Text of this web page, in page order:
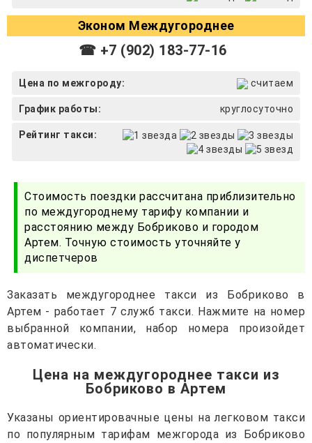
Эконом Междугороднее
☎ +7 (902) 183-77-16
Цена по межгороду: считаем
График работы: круглосуточно
Рейтинг такси:
Стоимость поездки рассчитана приблизительно
по междугороднему тарифу компании и
расстоянию между Бобриково и городом
Артем. Точную стоимость уточняйте у
диспетчеров
Заказать междугороднее такси из Бобриково в
Артем - работает 7 служб такси. Нажмите на номер
выбранной компании, набор номера произойдет
автоматически.
Цена на междугороднее такси из
Бобриково в Артем
Указаны ориентировачные цены на легковом такси
по популярным тарифам межгорода из Бобриково